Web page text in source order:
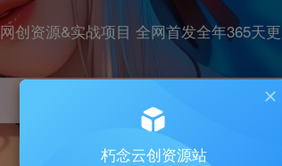
网创资源&实战项目 全网首发全年365天
小红书 挂机 快手
朽念云创资源站